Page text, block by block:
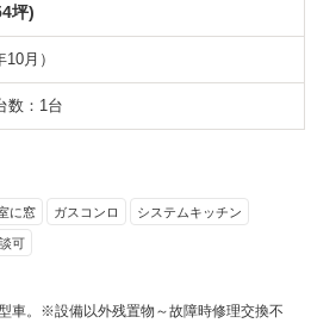
坪)
10月）
数：1台
に窓 ガスコンロ システムキッチン
可
車。※設備以外残置物～故障時修理交換不